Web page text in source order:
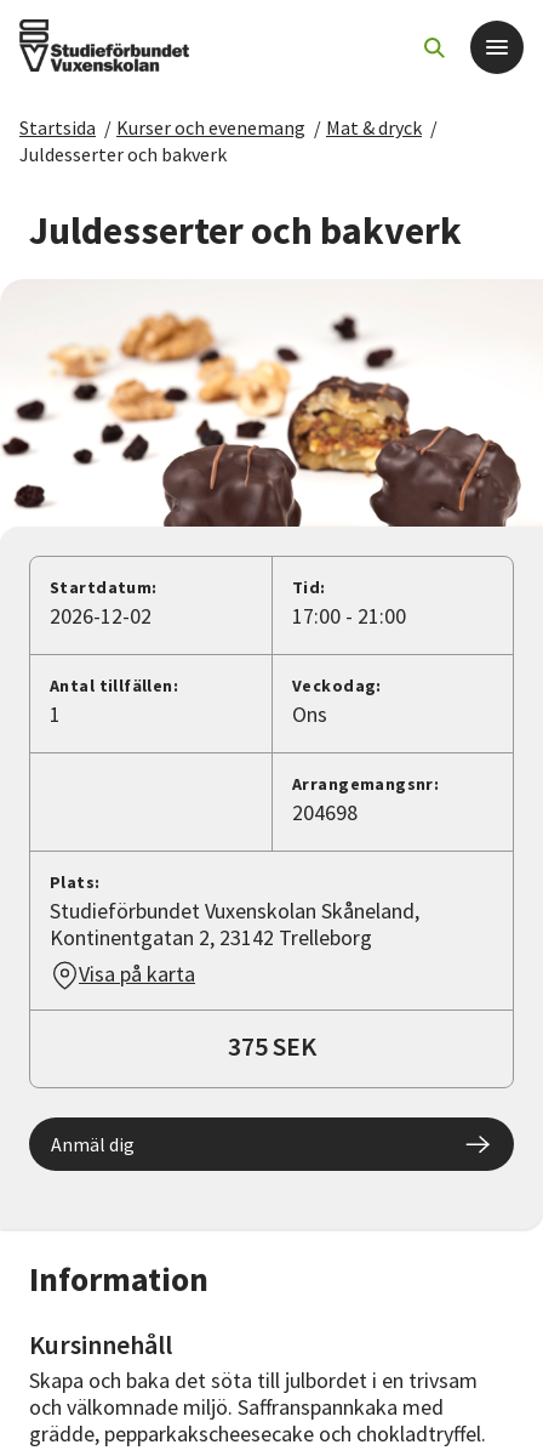
Det här gör vi
För dig som
Om SV
Starta studiecirkel
Cirkelledare
Nyheter
Avdelningar
Lyssna
Startsida / Kurser och evenemang / Mat & dryck /
Juldesserter och bakverk
Juldesserter och bakverk
Information
Kursinnehåll
Skapa och baka det söta till julbordet i en trivsam
och välkomnade miljö. Saffranspannkaka med
grädde, pepparkakscheesecake och chokladtryffel.
Startdatum:
2026-12-02
Tid:
17:00 - 21:00
Antal tillfällen:
1
Veckodag:
Ons
Arrangemangsnr:
204698
Plats:
Studieförbundet Vuxenskolan Skåneland,
Kontinentgatan 2, 23142 Trelleborg
Visa på karta
375 SEK
Anmäl dig